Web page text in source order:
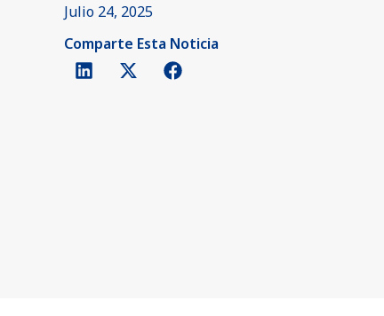
Julio 24, 2025
Comparte Esta Noticia